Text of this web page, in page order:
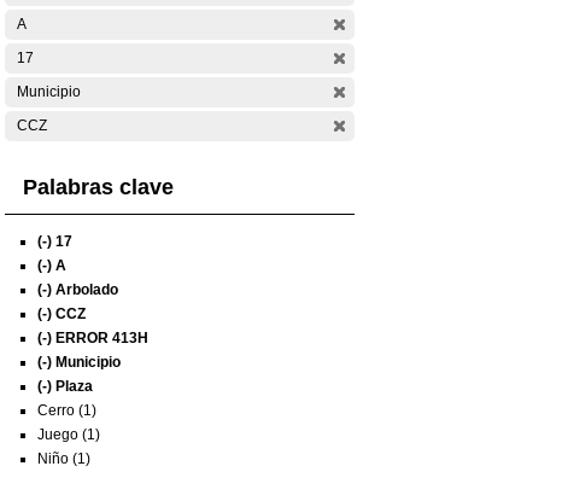
A
17
Municipio
CCZ
Palabras clave
(-) 17
(-) A
(-) Arbolado
(-) CCZ
(-) ERROR 413H
(-) Municipio
(-) Plaza
Cerro (1)
Juego (1)
Niño (1)